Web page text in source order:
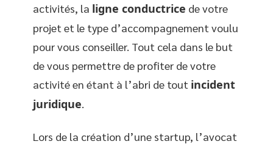
activités, la ligne conductrice de votre
projet et le type d’accompagnement voulu
pour vous conseiller. Tout cela dans le but
de vous permettre de profiter de votre
activité en étant à l’abri de tout incident
juridique
Lors de la création d’une startup, l’avocat